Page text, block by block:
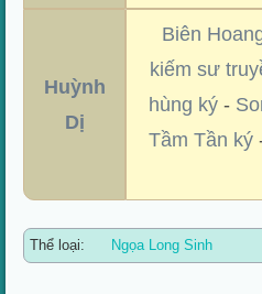
Huỳnh
Dị
Biên
kiếm sư
hùng ký-
Tầm Tần ký
Thể loại: Ngọa Long Sinh